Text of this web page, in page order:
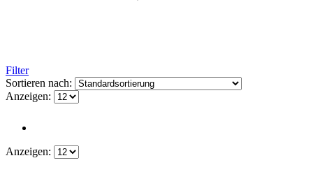
Filter
Sortieren nach:
Anzeigen:
Anzeigen: